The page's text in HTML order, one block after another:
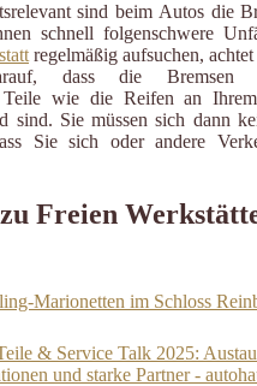
sind beim Autos die
schnell folgenschwere
regelmäßig aufsuchen,
dass die Bremsen
Teile wie die Reifen an
sind. Sie müssen sich dann
Sie sich oder andere
Freien
Marionetten im Schloss
& Service Talk 2025:
und starke Partner -